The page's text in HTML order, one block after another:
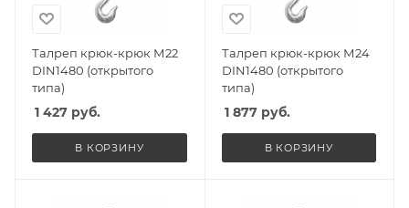
Талреп крюк-крюк М22
DIN1480 (открытого
типа)
1 427 руб.
В КОРЗИНУ
Талреп крюк-крюк М24
DIN1480 (открытого
типа)
1 877руб.
В КОРЗИНУ